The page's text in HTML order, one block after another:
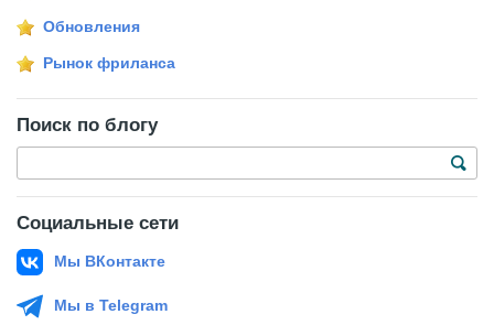
Обновления
Рынок фриланса
Поиск по блогу
Социальные сети
Мы ВКонтакте
Мы в Telegram